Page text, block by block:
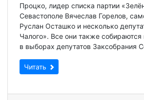
Процко, лидер списка партии
Севастополе Вячеслав Горелов,
Руслан Осташко и несколько
Чалого». Все они также собираются
в выборах депутатов Заксобрания
Читать